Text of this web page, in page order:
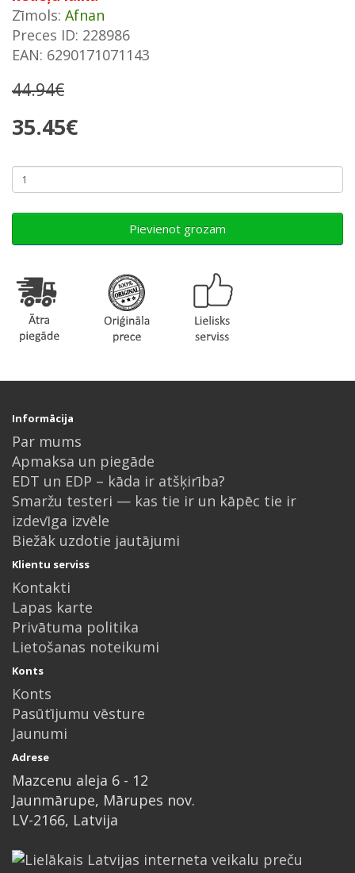
Zīmols: Afnan
Preces ID: 228986
EAN: 6290171071143
44.94€
35.45€
Pievienot grozam
Informācija
Par mums
Apmaksa un piegāde
EDT un EDP – kāda ir atšķirība?
Smaržu testeri — kas tie ir un kāpēc tie ir
izdevīga izvēle
Biežāk uzdotie jautājumi
Klientu serviss
Kontakti
Lapas karte
Privātuma politika
Lietošanas noteikumi
Konts
Konts
Pasūtījumu vēsture
Jaunumi
Adrese
Mazcenu aleja 6 - 12
Jaunmārupe, Mārupes nov.
LV-2166, Latvija